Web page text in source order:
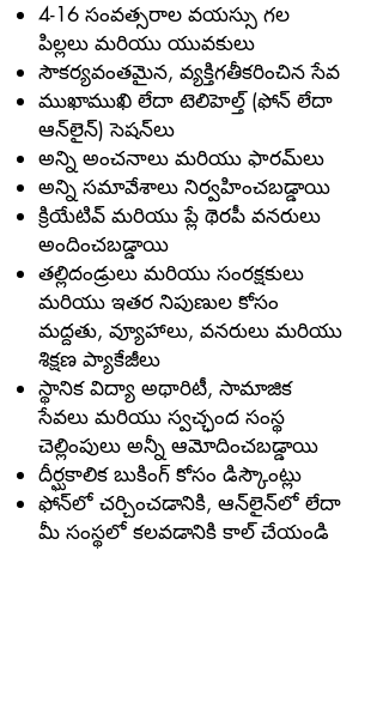
4-16 సంవత్సరాల వయస్సు గల
పిల్లలు మరియు యువకులు
సౌకర్యవంతమైన, వ్యక్తిగతీకరించిన సేవ
ముఖాముఖి లేదా టెలిహెల్త్ (ఫోన్ లేదా
ఆన్‌లైన్) సెషన్‌లు
అన్ని అంచనాలు మరియు ఫారమ్‌లు
అన్ని సమావేశాలు నిర్వహించబడ్డాయి
క్రియేటివ్ మరియు ప్లే థెరపీ వనరులు
అందించబడ్డాయి
తల్లిదండ్రులు మరియు సంరక్షకులు
మరియు ఇతర నిపుణుల కోసం
మద్దతు, వ్యూహాలు, వనరులు మరియు
శిక్షణ ప్యాకేజీలు
స్థానిక విద్యా అథారిటీ, సామాజిక
సేవలు మరియు స్వచ్ఛంద సంస్థ
చెల్లింపులు అన్నీ ఆమోదించబడ్డాయి
దీర్ఘకాలిక బుకింగ్ కోసం డిస్కౌంట్లు
ఫోన్‌లో చర్చించడానికి, ఆన్‌లైన్‌లో లేదా
మీ సంస్థలో కలవడానికి కాల్ చేయండి